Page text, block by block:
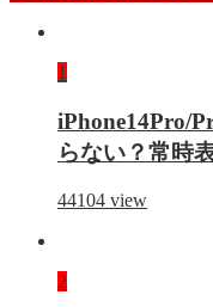
1
iPhone14Pro/
らない？常時
44104 view
2